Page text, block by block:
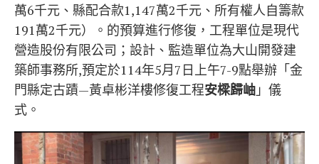
萬6千元、縣配合款1,147萬2千元、所有權人自籌款
191萬2千元）。的預算進行修復，工程單位是現代
營造股份有限公司；設計、監造單位為大山開發建
築師事務所,預定於114年5月7日上午7-9點舉辦「金
門縣定古蹟—黃卓彬洋樓修復工程安樑歸岫 」儀
式。